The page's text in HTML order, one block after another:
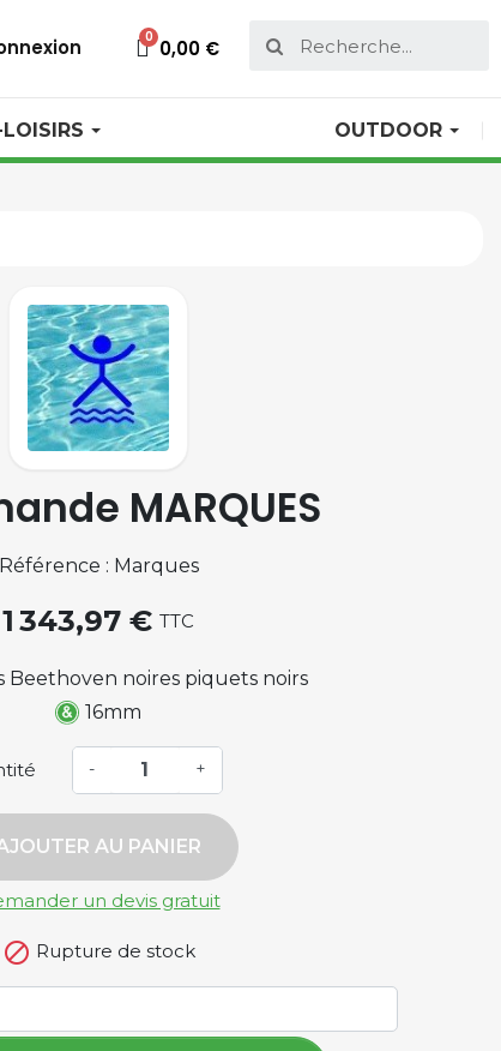
0,00 €
OUTDOOR
MARQUES
Référence : Marques
1 343,97 € TTC
Beethoven noires piquets noirs
16mm
- +
AU PANIER
un devis gratuit
 Rupture de stock